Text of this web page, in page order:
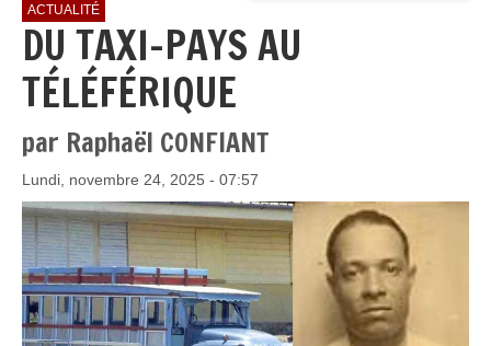
ACTUALITÉ
DU TAXI-PAYS AU
TÉLÉFÉRIQUE
par Raphaël CONFIANT
Lundi, novembre 24, 2025 - 07:57